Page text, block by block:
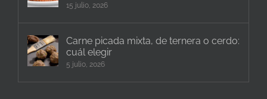
15 julio, 2026
Carne picada mixta, de ternera o cerdo:
cuál elegir
5 julio, 2026